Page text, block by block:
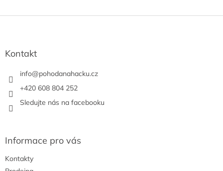
Kontakt
info@pohodanahacku.cz
+420 608 804 252
Sledujte nás na facebooku
Informace pro vás
Kontakty